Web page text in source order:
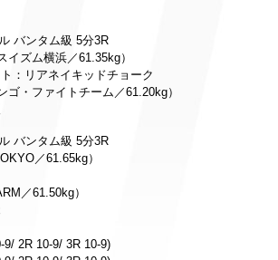
バンタム級 5分3R
ズム横浜／61.35kg）
：リアネイキッドチョーク
ゴ・ファイトチーム／61.20kg）
バンタム級 5分3R
／61.65kg）
／61.50kg）
9/ 2R 10-9/ 3R 10-9)